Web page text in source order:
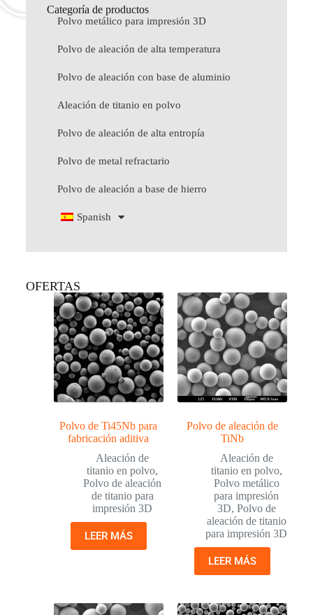
Categoría de productos
Polvo metálico para impresión 3D
Polvo de aleación de alta temperatura
Polvo de aleación con base de aluminio
Aleación de titanio en polvo
Polvo de aleación de alta entropía
Polvo de metal refractario
Polvo de aleación a base de hierro
Spanish
OFERTAS
Polvo de Ti45Nb para
fabricación aditiva
Aleación de
titanio en polvo,
Polvo de aleación
de titanio para
impresión 3D
LEER MÁS
Polvo de aleación de
TiNb
Aleación de
titanio en polvo,
Polvo metálico
para impresión
3D, Polvo de
aleación de titanio
para impresión 3D
LEER MÁS